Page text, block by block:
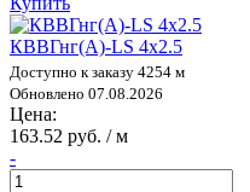
КВВГнг(А)-LS 4х2.5
Доступно к заказу 4254 м
Обновлено 07.08.2026
Цена:
163.52 руб. / м
-